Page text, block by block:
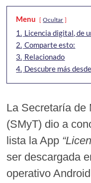
Menu Ocultar
1. Licencia digital, de
2. Comparte esto:
3. Relacionado
4. Descubre más
La Secretaría de
(SMyT) dio a
lista la App
ser descargada
operativo